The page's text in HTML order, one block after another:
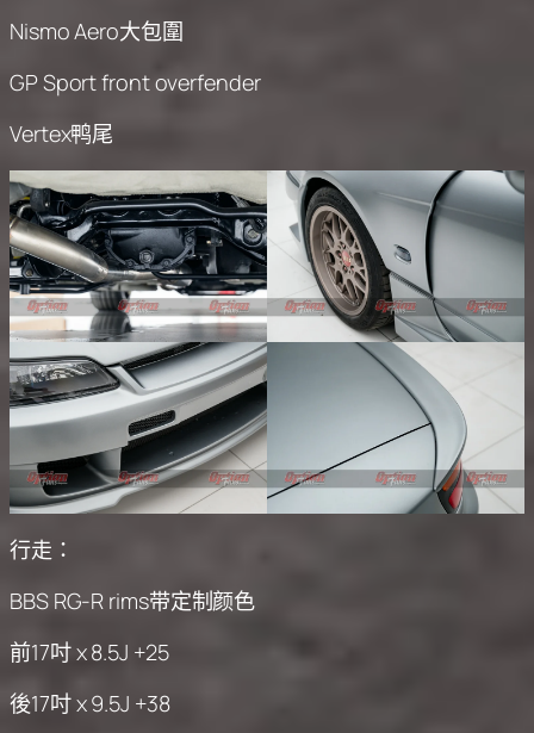
Nismo Aero大包圍
GP Sport front overfender
Vertex鸭尾
行走：
BBS RG-R rims带定制颜色
前17吋 x 8.5J +25
後17吋 x 9.5J +38